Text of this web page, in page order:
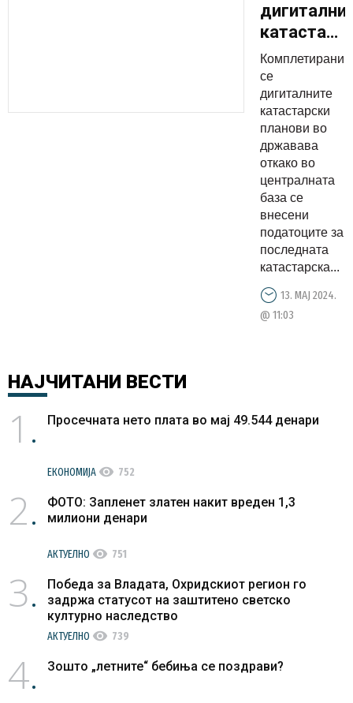
планови
на
територија
на цела
држава
Комплетирани
се
дигиталните
катастарски
планови во
државава
откако во
централната
база се
внесени
податоците за
последната
катастарска...
13. МАЈ 2024.
@ 11:03
НАЈЧИТАНИ ВЕСТИ
1 Просечната нето плата во мај 49.544 денари
ЕКОНОМИЈА visibility 752
2
ФОТО: Запленет златен накит вреден 1,3
милиони денари
АКТУЕЛНО visibility 751
3
Победа за Владата, Охридскиот регион го
задржа статусот на заштитено светско
културно наследство
АКТУЕЛНО visibility 739
4 Зошто „летните“ бебиња се поздрави?